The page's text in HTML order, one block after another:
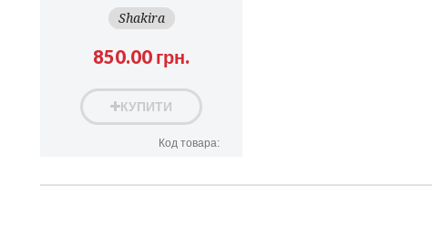
Shakira
850.00 грн.
КУПИТИ
Код товара: